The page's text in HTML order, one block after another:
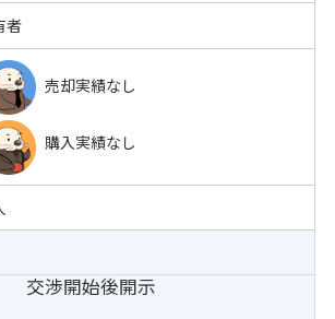
者
売却実績なし
購入実績なし
交渉開始後開示